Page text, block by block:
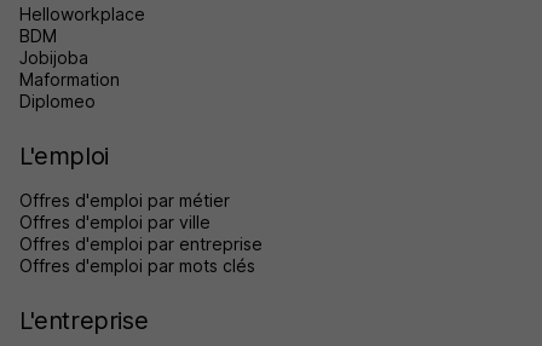
Helloworkplace
BDM
Jobijoba
Maformation
Diplomeo
L'emploi
Offres d'emploi par métier
Offres d'emploi par ville
Offres d'emploi par entreprise
Offres d'emploi par mots clés
L'entreprise